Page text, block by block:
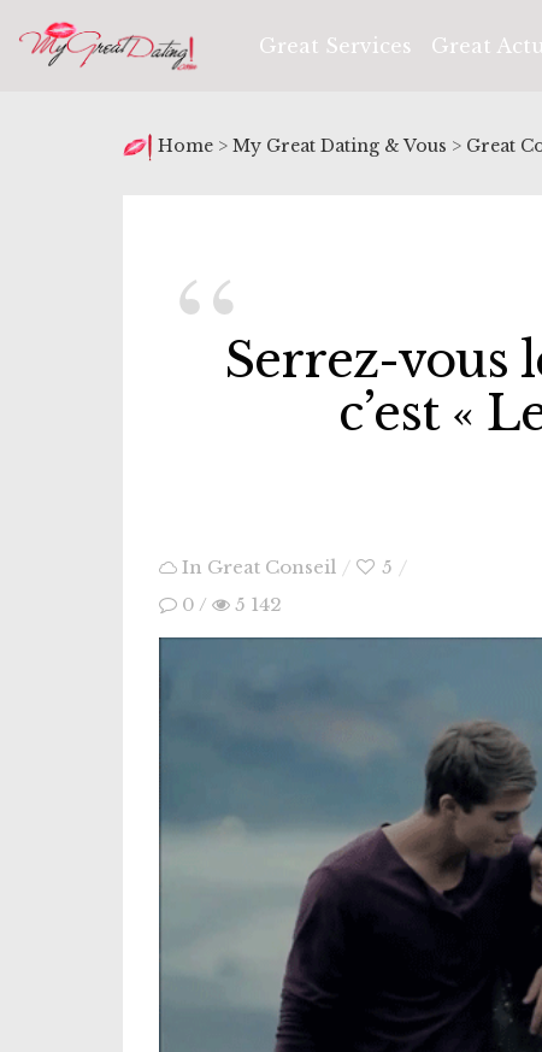
Great Services Great Actu
Home > My Great Dating & Vous > Great
Serrez-vous
c’est «
In Great Conseil
5
0 / 5 142